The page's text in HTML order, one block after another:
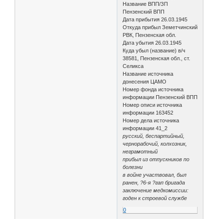
Название ВПП/ЗП
Пензенский ВПП
Дата прибытия 26.03.1945
Откуда прибыл Земетчинский
РВК, Пензенская обл.
Дата убытия 26.03.1945
Куда убыл (название) в/ч
38581, Пензенская обл., ст.
Селикса
Название источника
донесения ЦАМО
Номер фонда источника
информации Пензенский ВПП
Номер описи источника
информации 163452
Номер дела источника
информации 41_2
русский, беспартийный,
чернорабочий, колхозник,
неграмотный
прибыл из отпускников по
болезни
в войне участвовал, был
ранен, ?6-я ?гап бригада
заключение медкомиссии:
годен к строевой службе
0